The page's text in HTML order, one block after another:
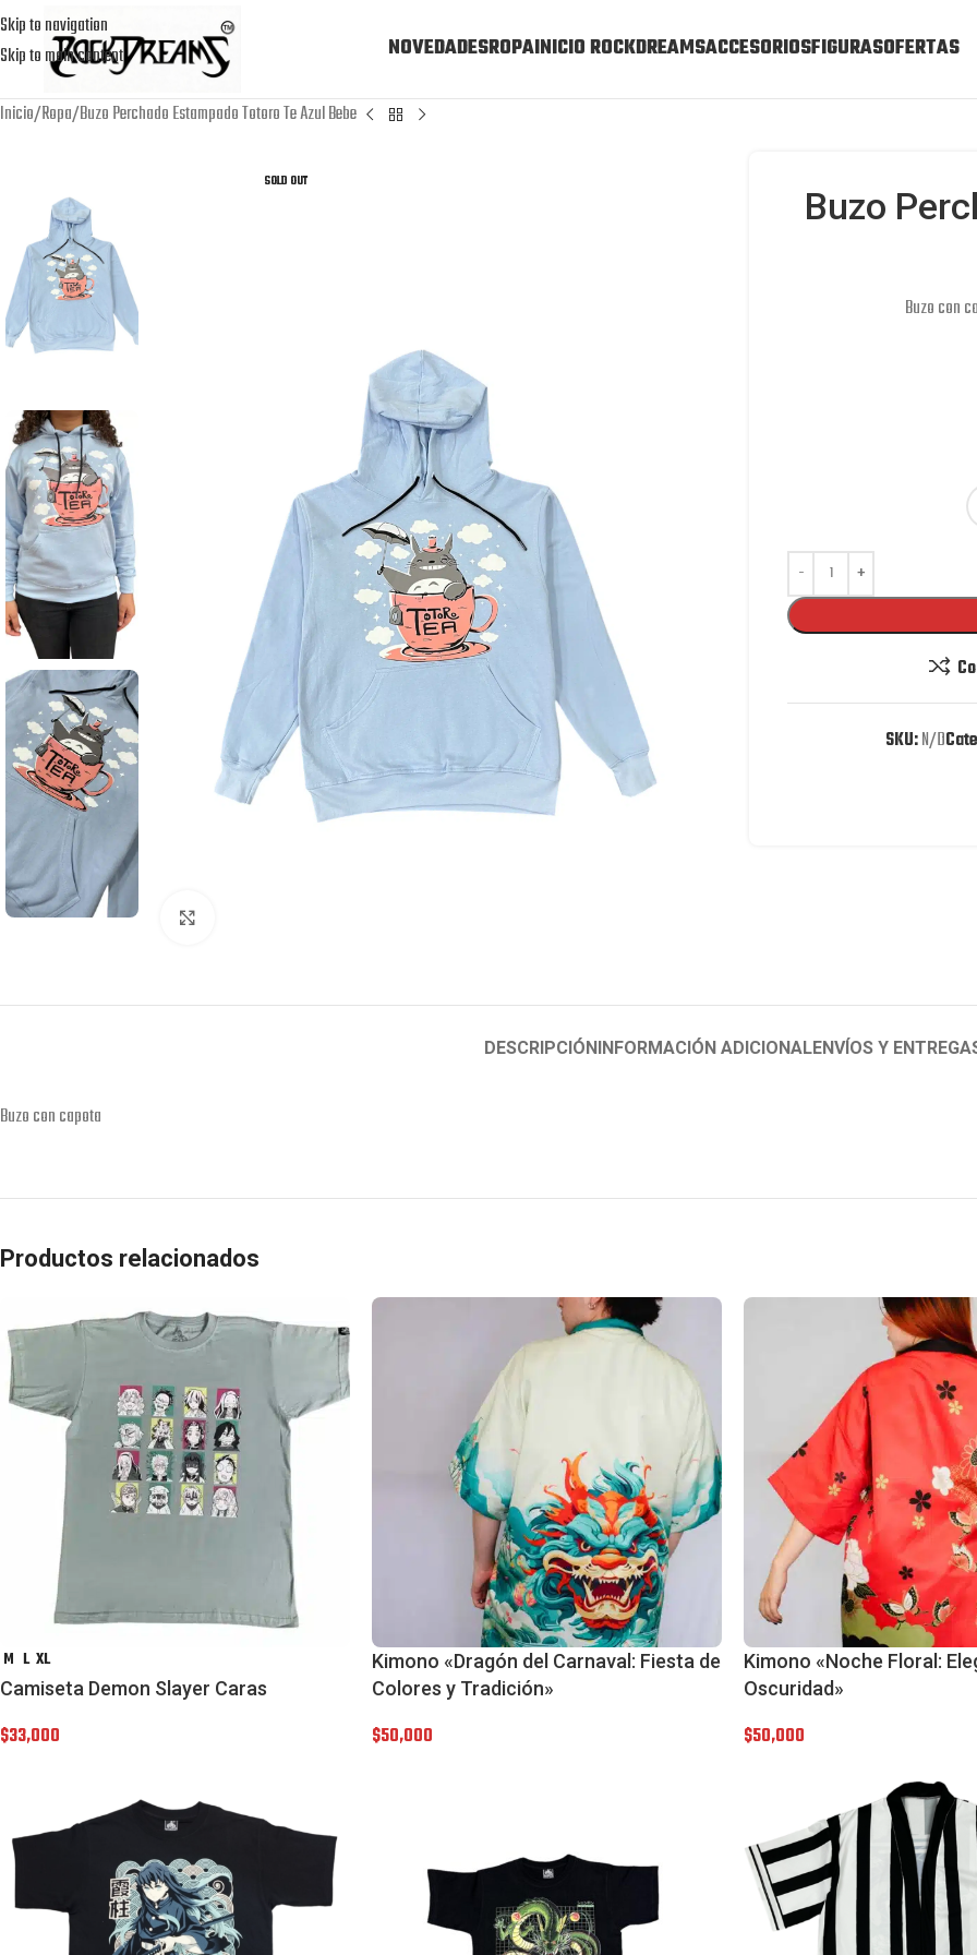
Skip to navigation
Skip to main content
NOVEDADESROPAINICIO ROCKDREAMSACCESORIOSFIGURASOFERTAS
Inicio Ropa Buzo Perchado Estampado Totoro Te Azul Bebe
SOLD OUT
Buzo
Buzo con
SKU:N/D
DESCRIPCIÓNINFORMACIÓN ADICIONALENVÍOS Y
Buzo con capota
Productos relacionados
M L XL
Camiseta Demon Slayer Caras
$33,000
Kimono «Dragón del Carnaval: Fiesta de
Colores y Tradición»
$50,000
Kimono «Noche Floral:
Oscuridad»
$50,000